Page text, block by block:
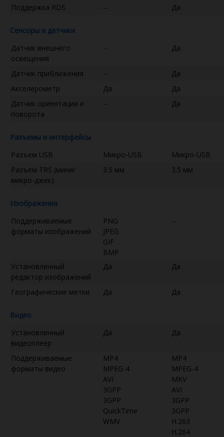
Поддержка RDS -- Да
Сенсоры и датчики
Датчик внешнего
освещения
-- Да
Датчик приближения --
Да
Акселерометр
Да
Да
Датчик ориентации и
поворота
-- Да
Разъемы и интерфейсы
Разъем USB
Микро-USB
Микро-USB
Разъем TRS (мини/
микро-джек)
3.5 мм 3.5 мм
Изображения
Поддерживаемые
форматы изображений
PNG
JPEG
GIF
BMP
--
Установленный
редактор изображений
Да Да
Географические метки Да Да
Видео
Установленный
видеоплеер
Да Да
Поддерживаемые
форматы видео
MP4
MPEG-4
AVI
3GPP
3GPP
QuickTime
WMV
MP4
MPEG-4
MKV
AVI
3GPP
3GPP
H.263
H.264